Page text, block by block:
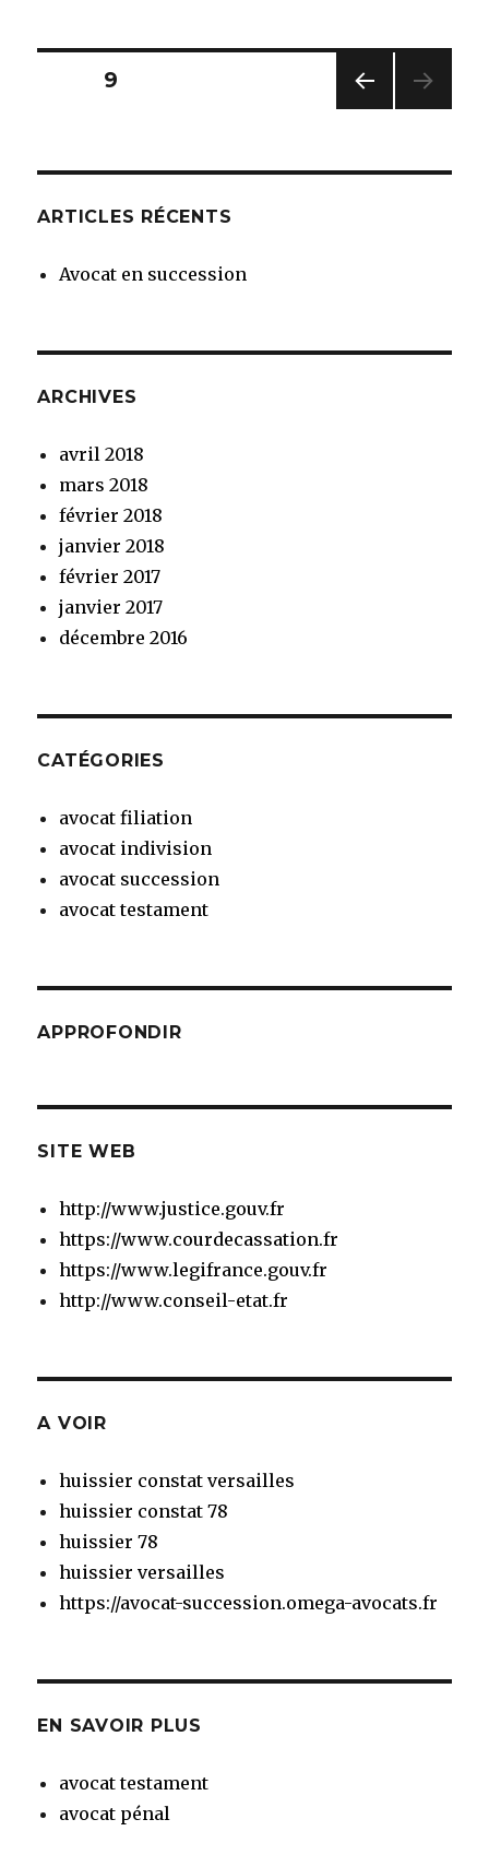
Pagination
publications
ÉDE
9
ARTICLES RÉCENTS
Avocat en succession
ARCHIVES
avril 2018
mars 2018
février 2018
janvier 2018
février 2017
janvier 2017
décembre 2016
CATÉGORIES
avocat filiation
avocat indivision
avocat succession
avocat testament
APPROFONDIR
SITE WEB
http://www.justice.gouv.fr
https://www.courdecassation.fr
https://www.legifrance.gouv.fr
http://www.conseil-etat.fr
A VOIR
huissier constat versailles
huissier constat 78
huissier 78
huissier versailles
https://avocat-succession.omega-avocats.fr
EN SAVOIR PLUS
avocat testament
avocat pénal